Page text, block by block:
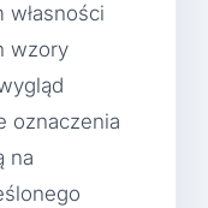
wzory
oznaczenia
na